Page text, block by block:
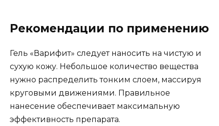
Рекомендации по применению
Гель «Варифит» следует наносить на чистую и
сухую кожу. Небольшое количество вещества
нужно распределить тонким слоем, массируя
круговыми движениями. Правильное
нанесение обеспечивает максимальную
эффективность препарата.